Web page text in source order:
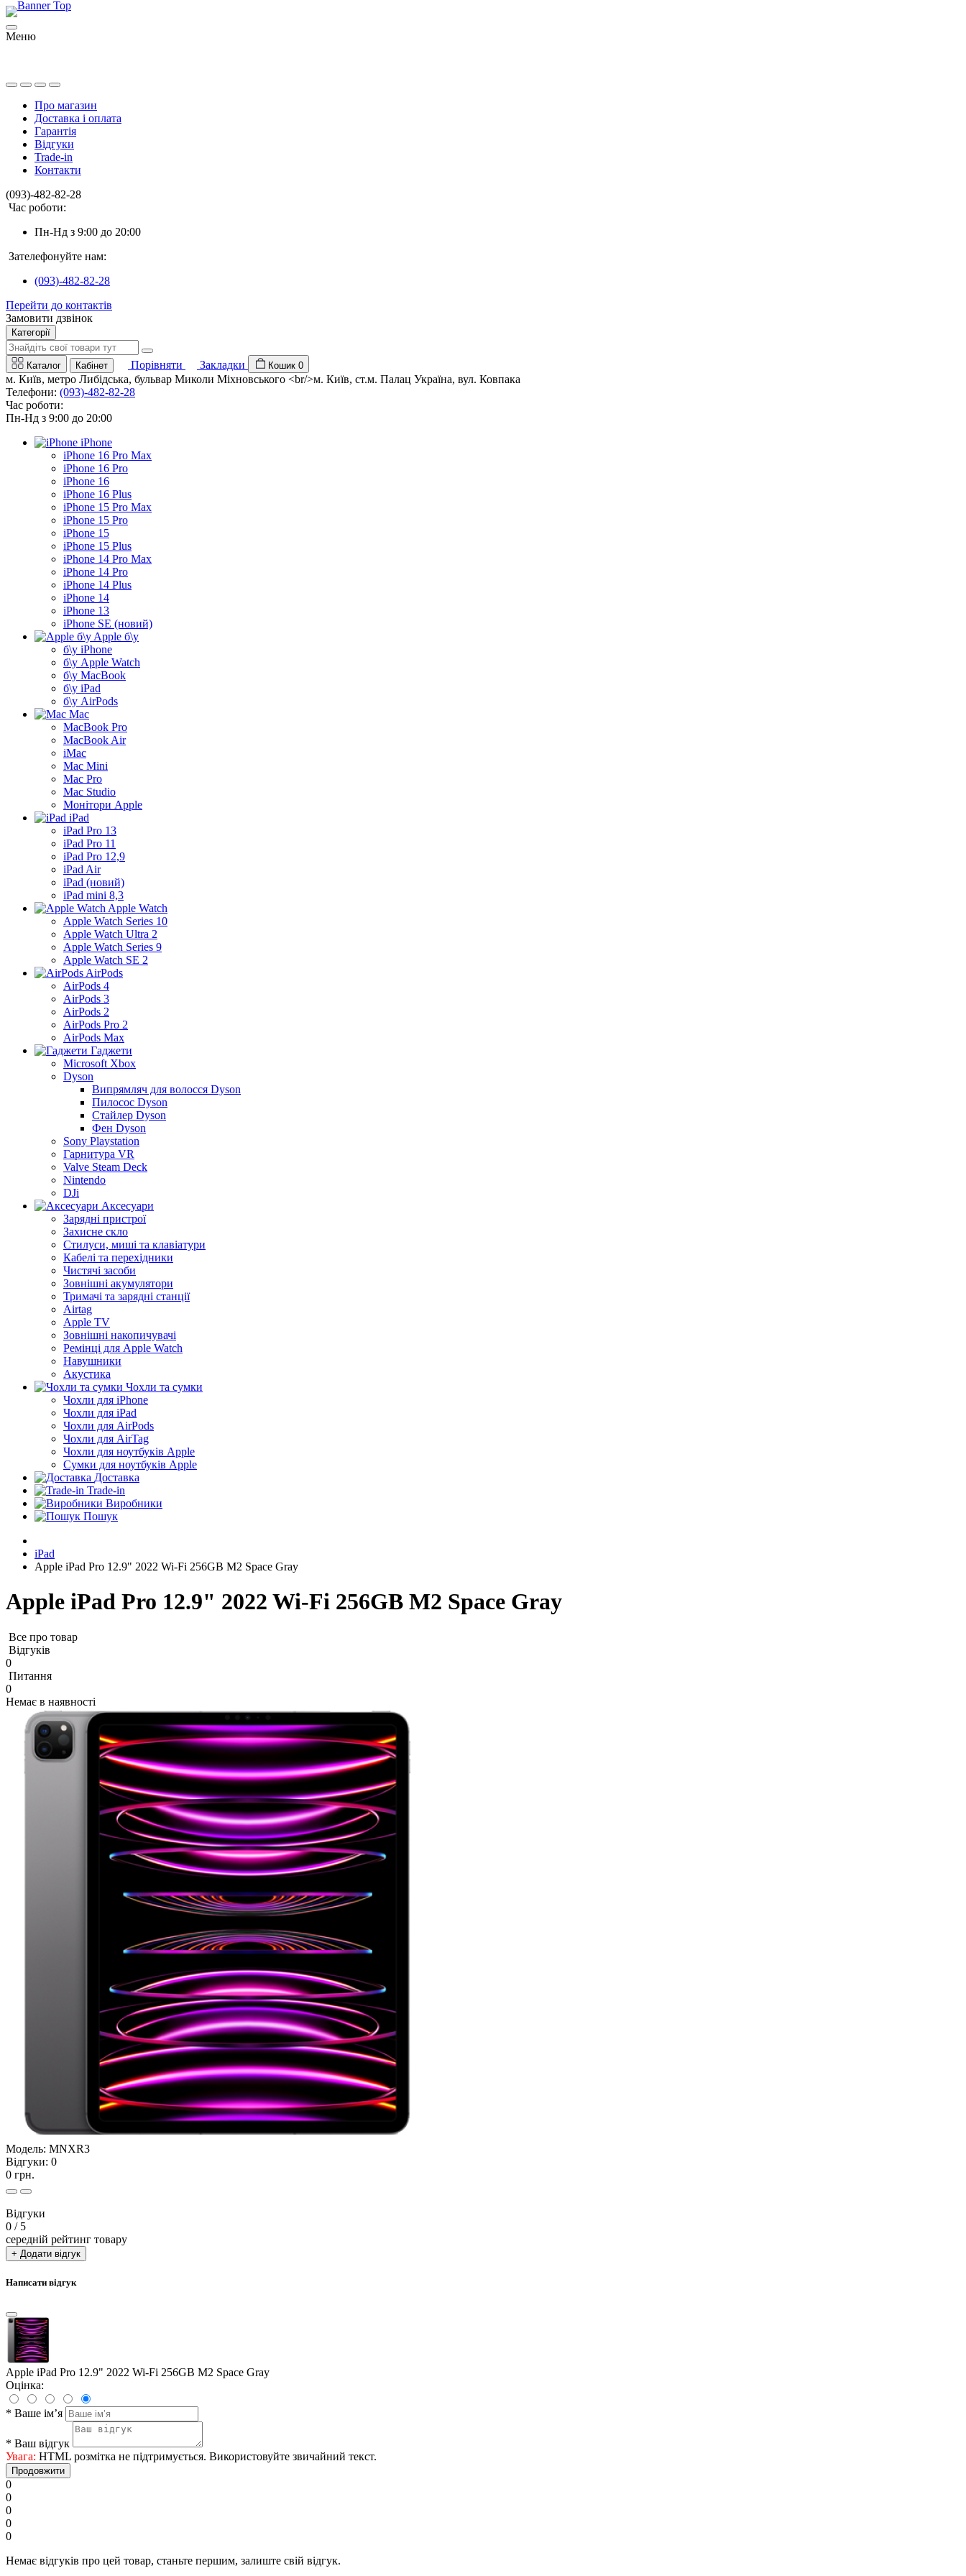
Меню
Про магазин
Доставка і оплата
Гарантія
Відгуки
Trade-in
Контакти
(093)-482-82-28
Час роботи:
Пн-Нд з 9:00 до 20:00
Зателефонуйте нам:
(093)-482-82-28
Перейти до контактів
Замовити дзвінок
Категорії
Каталог Кабінет Порівняти Закладки Кошик 0
м. Київ, метро Либідська, бульвар Миколи Міхновського <br/>м. Київ, ст.м. Палац Україна, вул. Ковпака
Телефони: (093)-482-82-28
Час роботи:
Пн-Нд з 9:00 до 20:00
iPhone
iPhone 16 Pro Max
iPhone 16 Pro
iPhone 16
iPhone 16 Plus
iPhone 15 Pro Max
iPhone 15 Pro
iPhone 15
iPhone 15 Plus
iPhone 14 Pro Max
iPhone 14 Pro
iPhone 14 Plus
iPhone 14
iPhone 13
iPhone SE (новий)
Apple б\у
б\у iPhone
б\у Apple Watch
б\у MacBook
б\у iPad
б\у AirPods
Mac
MacBook Pro
MacBook Air
iMac
Mac Mini
Mac Pro
Mac Studio
Монітори Apple
iPad
iPad Pro 13
iPad Pro 11
iPad Pro 12,9
iPad Air
iPad (новий)
iPad mini 8,3
Apple Watch
Apple Watch Series 10
Apple Watch Ultra 2
Apple Watch Series 9
Apple Watch SE 2
AirPods
AirPods 4
AirPods 3
AirPods 2
AirPods Pro 2
AirPods Max
Гаджети
Microsoft Xbox
Dyson
Випрямляч для волосся Dyson
Пилосос Dyson
Стайлер Dyson
Фен Dyson
Sony Playstation
Гарнитура VR
Valve Steam Deck
Nintendo
DJi
Аксесуари
Зарядні пристрої
Захисне скло
Стилуси, миші та клавіатури
Кабелі та перехідники
Чистячі засоби
Зовнішні акумулятори
Тримачі та зарядні станції
Airtag
Apple TV
Зовнішні накопичувачі
Ремінці для Apple Watch
Навушники
Акустика
Чохли та сумки
Чохли для iPhone
Чохли для iPad
Чохли для AirPods
Чохли для AirTag
Чохли для ноутбуків Apple
Сумки для ноутбуків Apple
Доставка
Trade-in
Виробники
Пошук
iPad
Apple iPad Pro 12.9" 2022 Wi-Fi 256GB M2 Space Gray
Apple iPad Pro 12.9" 2022 Wi-Fi 256GB M2 Space Gray
Все про товар
Відгуків
0
Питання
0
Немає в наявності
Модель: MNXR3
Відгуки: 0
0 грн.
Відгуки
0 / 5
середній рейтинг товару
+ Додати відгук
Написати відгук
Apple iPad Pro 12.9" 2022 Wi-Fi 256GB M2 Space Gray
Оцінка:
* Ваше ім’я
* Ваш відгук
Увага: HTML розмітка не підтримується. Використовуйте звичайний текст.
Продовжити
0
0
0
0
0
Немає відгуків про цей товар, станьте першим, залиште свій відгук.